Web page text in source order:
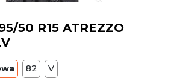
50 R15 ATREZZO
82 V